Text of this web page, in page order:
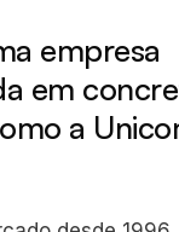
empresa
em
a